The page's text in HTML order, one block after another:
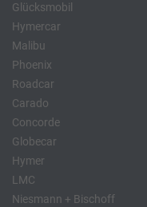
Glücksmobil
Hymercar
Malibu
Phoenix
Roadcar
Carado
Concorde
Globecar
Hymer
LMC
Niesmann + Bischoff